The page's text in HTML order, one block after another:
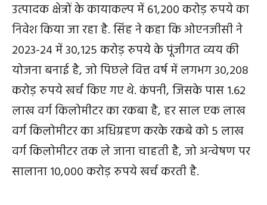
उत्पादक क्षेत्रों के कायाकल्प में 61,200 करोड़ रुपये का
निवेश किया जा रहा है. सिंह ने कहा कि ओएनजीसी ने
2023-24 में 30,125 करोड़ रुपये के पूंजीगत व्यय की
योजना बनाई है, जो पिछले वित्त वर्ष में लगभग 30,208
करोड़ रुपये खर्च किए गए थे. कंपनी, जिसके पास 1.62
लाख वर्ग किलोमीटर का रकबा है, हर साल एक लाख
वर्ग किलोमीटर का अधिग्रहण करके रकबे को 5 लाख
वर्ग किलोमीटर तक ले जाना चाहती है, जो अन्वेषण पर
सालाना 10,000 करोड़ रुपये खर्च करती है.